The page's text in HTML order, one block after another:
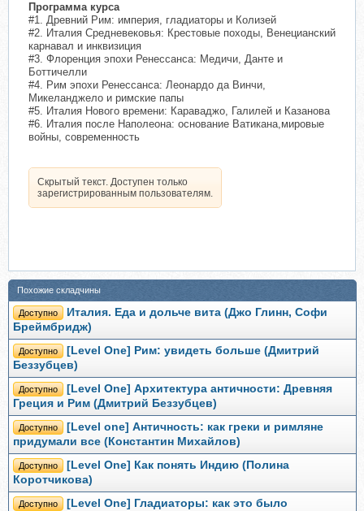
Программа курса
#1. Древний Рим: империя, гладиаторы и Колизей
#2. Италия Средневековья: Крестовые походы, Венецианский
карнавал и инквизиция
#3. Флоренция эпохи Ренессанса: Медичи, Данте и
Боттичелли
#4. Рим эпохи Ренессанса: Леонардо да Винчи,
Микеланджело и римские папы
#5. Италия Нового времени: Караваджо, Галилей и Казанова
#6. Италия после Наполеона: основание Ватикана,мировые
войны, современность
Скрытый текст. Доступен только
зарегистрированным пользователям.
Похожие складчины
Доступно
Италия. Еда и дольче вита (Джо Глинн, Софи
Бреймбридж)
Доступно
[Level One] Рим: увидеть больше (Дмитрий
Беззубцев)
Доступно
[Level One] Архитектура античности: Древняя
Греция и Рим (Дмитрий Беззубцев)
Доступно
[Level one] Античность: как греки и римляне
придумали все (Константин Михайлов)
Доступно
[Level One] Как понять Индию (Полина
Коротчикова)
Доступно
[Level One] Гладиаторы: как это было